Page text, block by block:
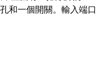
和一個開關。輸入端